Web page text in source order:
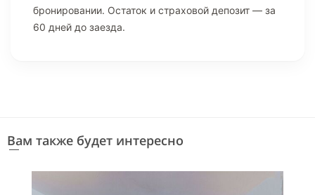
бронировании. Остаток и страховой депозит — за
60 дней до заезда.
Вам также будет интересно